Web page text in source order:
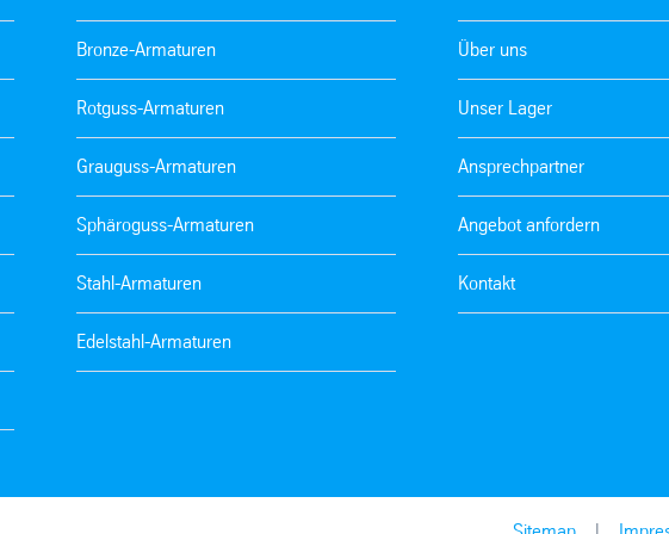
Bronze-Armaturen
Rotguss-Armaturen
Grauguss-Armaturen
Sphäroguss-Armaturen
Stahl-Armaturen
Edelstahl-Armaturen
Über uns
Unser Lager
Ansprechpartner
Angebot anfordern
Kontakt